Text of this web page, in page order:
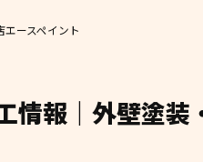
ースペイント
報｜外壁塗装